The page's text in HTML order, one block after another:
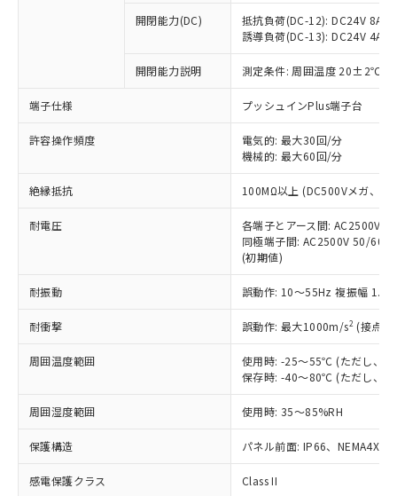
開閉能力(DC)
抵抗負荷(DC-12): DC24V 8A/
誘導負荷(DC-13): DC24V 4A/
開閉能力説明 測定条件: 周囲温度 20±2℃、
端子仕様 プッシュインPlus端子台
許容操作頻度
電気的: 最大30回/分
機械的: 最大60回/分
絶縁抵抗 100MΩ以上 (DC500Vメガ、点
耐電圧
各端子とアース間: AC2500V
同極端子間: AC2500V 50/
(初期値)
耐振動 誤動作: 10～55Hz 複振幅
耐衝撃 誤動作: 最大1000m/s2 (接点
周囲温度範囲
使用時: -25～55℃ (ただし、氷
保存時: -40～80℃ (ただし、氷
周囲湿度範囲 使用時: 35～85%RH
保護構造 パネル前面: IP66、NEMA4X,
感電保護クラス Class II
ことをご了承ください。
在庫状況および標準価格照会結果は、
記載している更新日時点での社内デー
タに基づき作成されるものであり、閲
覧された時点での実際の在庫および標
準価格とは異なる場合があることをご
正式な納期状況および標準価格はお客
様のお取引先、またはお客様担当のオ
ムロン制御機器販売店・当社販売員に
オムロン制御機器販売店や当社販売拠
販売ネットワーク
」をご確認
在庫状況および標準価格結果を当社の
事前の承諾なく第三者に漏洩または開
示しないようお願いします。
マイパーツ機能（部品リスト作成サー
ビス）をご利用いただくには、I-Web
メンバーズにご登録されている必要が
お客様が当ウェブサイト上で当社にご
登録された部品リストについて、当社
および当社の共同利用者が、当社の製
品・サービスに関するお客様との取
引・商談に必要な範囲で利用すること
いたものが、含有品と判明した場合などや
むを得ず変更することがあります。
*EU RoHS指令（10物質）：
鉛(Pb) 1000ppm以下、 水銀(Hg) 1000ppm以下、 カド
六価クロム(Cr(Ⅵ)) 1000ppm以下、ポリ臭化ビフェニル
類(PBB) 1000ppm以下、ポリ臭化ジフェニルエーテル類
(PBDE) 1000ppm以下、フタル酸ビス(2-エチルヘキシ
ル) (DEHP)(別名：DOP) 1000ppm以下、フタル酸ブチ
ルベンジル（BBP） 1000ppm以下、フタル酸ジブチル
（DBP） 1000ppm以下、フタル酸ジイソブチル
(DIBP) 1000ppm以下
但し、RoHS指令で産業用監視および制御機器に対する
フタル酸エステル類の４物質については閾値を超える意
図的な使用がないことを確認しています。
部品在庫の切り替え状況などにより、予定
月が前後することがあります。
※3 非含有証明書ダウンロード
下記の非含有証明書をダウンロードするこ
とができます。
基準値を超えていることを示します。
「－」：未確認です。当社販売部門へお問
ム) : 100ppm、
Cr(Ⅵ)(六価クロム) : 1000ppm、 PBBs(ポリ臭化ビフェ
ニル類) : 1000ppm、 PBDEs(ポリ臭化ジフェニルエーテ
ル類) : 1000ppm、
DBP(フタル酸ジブチル) : 1000ppm、 DIBP(フタル酸ジ
イソブチル) : 1000ppm、 BBP(フタル酸ブチルベンジ
ル) : 1000ppm、
DEHP(フタル酸ビス(2-エチルヘキシル)) : 1000ppm
「ｅ」：有害物質（10物質）のすべてが基
準値以下であることを示します。
「10」：通常の使用状況下において有害物
質が外部に漏えいし、環境に深刻な影響を
及ぼさない年数を意味します。
「－」：未確認です。当社販売部門へお問
い合わせください。
当社は、これら貴社製品のうち、外国
為替および外国貿易法に定める商品
（以下｢規制貨物等」という）を輸出
または国外への提供する場合は、日本
国政府の輸出許可(または役務取引許
可)を取得するなどの必要な手続きを
当社は規制貨物を破棄する場合は、完
全に破砕するなど、違法に輸出されな
いよう必要な手段を講じます。
当社は貴社製品を、核兵器、ミサイ
ル、化学兵器、生物兵器またはその他
武器並びにこれらの製造装置等に一切
当社は、貴社製品を第三者に販売する
場合は、上記1、2および3の内容を当
該第三者に通知します。また当社は、
販売先および販売に係わる関係者が違
法に輸出するおそれがある場合は、取
り引きをいたしません。
キャンセル
説明
○ 一定数以上の在庫あり
一定数には満たないが在庫あり
在庫なし(最新の在庫状況につ
いては、お客様のお取引先、ま
たはお客様担当のオムロン制御
機器販売店・当社販売員にご確
白
受注生産機種、また在庫状況の
情報を公開していない機種